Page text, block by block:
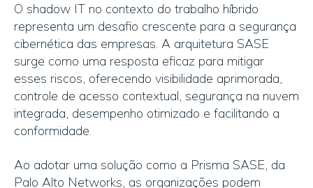
O shadow IT no contexto do trabalho híbrido
representa um desafio crescente para a segurança
cibernética das empresas. A arquitetura SASE
surge como uma resposta eficaz para mitigar
esses riscos, oferecendo visibilidade aprimorada,
controle de acesso contextual, segurança na nuvem
integrada, desempenho otimizado e facilitando a
conformidade.
Ao adotar uma solução como a Prisma SASE, da
Palo Alto Networks, as organizações podem